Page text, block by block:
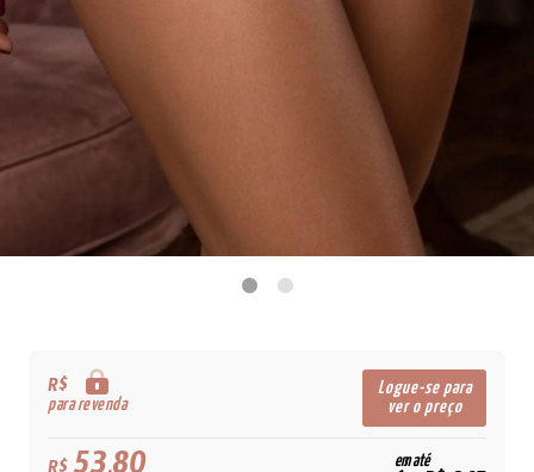
R$
para revenda
Logue-se para
ver o preço
em até